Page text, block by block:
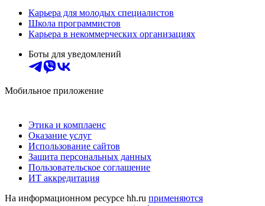
Карьера для молодых специалистов
Школа программистов
Карьера в некоммерческих организациях
Боты для уведомлений
Мобильное приложение
Этика и комплаенс
Оказание услуг
Использование сайтов
Защита персональных данных
Пользовательское соглашение
ИТ аккредитация
На информационном ресурсе hh.ru применяются